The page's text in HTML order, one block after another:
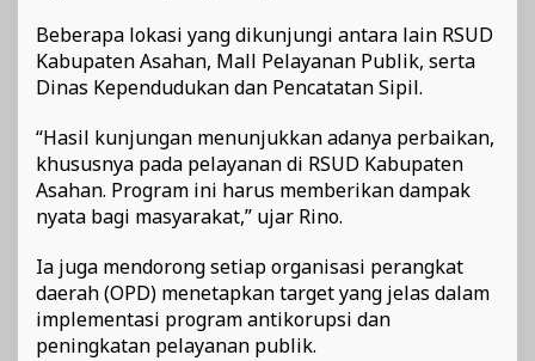
Beberapa lokasi yang dikunjungi antara lain RSUD
Kabupaten Asahan, Mall Pelayanan Publik, serta
Dinas Kependudukan dan Pencatatan Sipil.
“Hasil kunjungan menunjukkan adanya perbaikan,
khususnya pada pelayanan di RSUD Kabupaten
Asahan. Program ini harus memberikan dampak
nyata bagi masyarakat,” ujar Rino.
Ia juga mendorong setiap organisasi perangkat
daerah (OPD) menetapkan target yang jelas dalam
implementasi program antikorupsi dan
peningkatan pelayanan publik.